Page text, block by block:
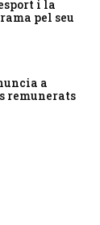
i la
pel seu
a
remunerats